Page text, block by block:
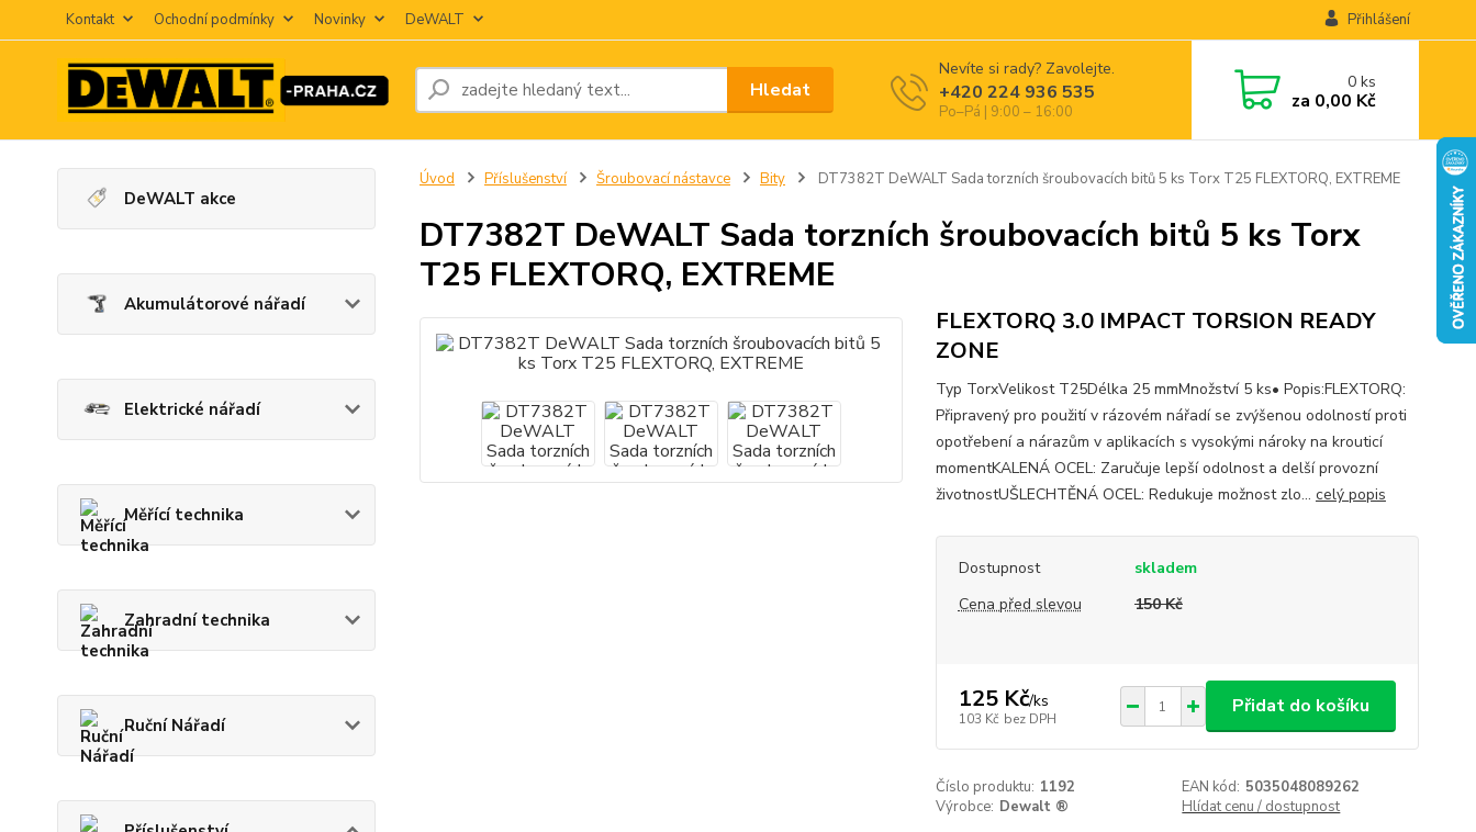
Kontakt Ochodní podmínky Novinky DeWALT Přihlášení
Hledat
Nevíte si rady? Zavolejte.
+420 224 936 535
Po–Pá | 9:00 – 16:00
0ks
za 0,00 Kč
DeWALT akce
Akumulátorové nářadí
Elektrické nářadí
Měřící technika
Zahradní technika
Ruční Nářadí
Úvod Příslušenství Šroubovací nástavce Bity DT7382T DeWALT Sada torzních šroubovacích bitů 5 ks Torx T25 FLEXTORQ, EXTREME
DT7382T DeWALT Sada torzních šroubovacích bitů 5 ks Torx
T25 FLEXTORQ, EXTREME
FLEXTORQ 3.0 IMPACT TORSION READY
ZONE
Typ TorxVelikost T25Délka 25 mmMnožství 5 ks• Popis:FLEXTORQ:
Připravený pro použití v rázovém nářadí se zvýšenou odolností proti
opotřebení a nárazům v aplikacích s vysokými nároky na krouticí
momentKALENÁ OCEL: Zaručuje lepší odolnost a delší provozní
životnostUŠLECHTĚNÁ OCEL: Redukuje možnost zlo... celý popis
Dostupnost
skladem
Cena před slevou
150 Kč
125 Kč/ks
103 Kč bez DPH
Přidat do košíku
Číslo produktu: 1192 EAN kód: 5035048089262
Výrobce: Dewalt ® Hlídat cenu / dostupnost